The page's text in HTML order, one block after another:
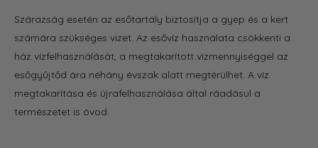
Szárazság esetén az esőtartály biztosítja a gyep és a kert
számára szükséges vizet. Az esővíz használata csökkenti a
ház vízfelhasználását, a megtakarított vízmennyiséggel az
esőgyűjtőd ára néhány évszak alatt megtérülhet. A víz
megtakarítása és újrafelhasználása által ráadásul a
természetet is óvod.